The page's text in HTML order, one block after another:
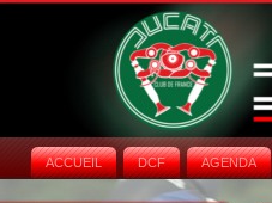
ACCUEIL DCF AGENDA